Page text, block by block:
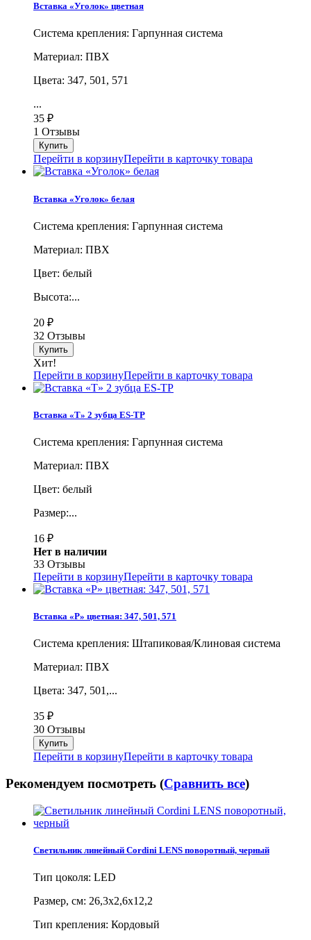
Вставка «Уголок» цветная
Система крепления: Гарпунная система
Материал: ПВХ
Цвета: 347, 501, 571
...
35 ₽
1 Отзывы
Перейти в корзинуПерейти в карточку товара
Вставка «Уголок» белая
Система крепления: Гарпунная система
Материал: ПВХ
Цвет: белый
Высота:...
20 ₽
32 Отзывы
Хит!
Перейти в корзинуПерейти в карточку товара
Вставка «Т» 2 зубца ES-TP
Система крепления: Гарпунная система
Материал: ПВХ
Цвет: белый
Размер:...
16 ₽
Нет в наличии
33 Отзывы
Перейти в корзинуПерейти в карточку товара
Вставка «Р» цветная: 347, 501, 571
Система крепления: Штапиковая/Клиновая система
Материал: ПВХ
Цвета: 347, 501,...
35 ₽
30 Отзывы
Перейти в корзинуПерейти в карточку товара
Рекомендуем посмотреть (Сравнить все)
Светильник линейный Cordini LENS поворотный, черный
Тип цоколя: LED
Размер, см: 26,3х2,6х12,2
Тип крепления: Кордовый